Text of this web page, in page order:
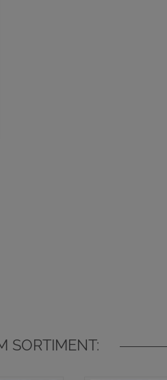
SORTIMENT: